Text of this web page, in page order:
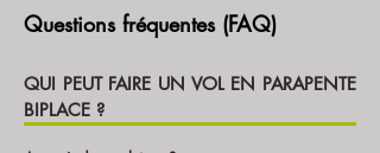
QUI PEUT FAIRE UN VOL EN PARAPENTE
BIPLACE ?
Questions fréquentes (FAQ)